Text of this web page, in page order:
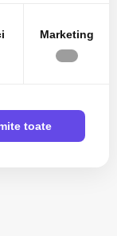
Marketing
toate